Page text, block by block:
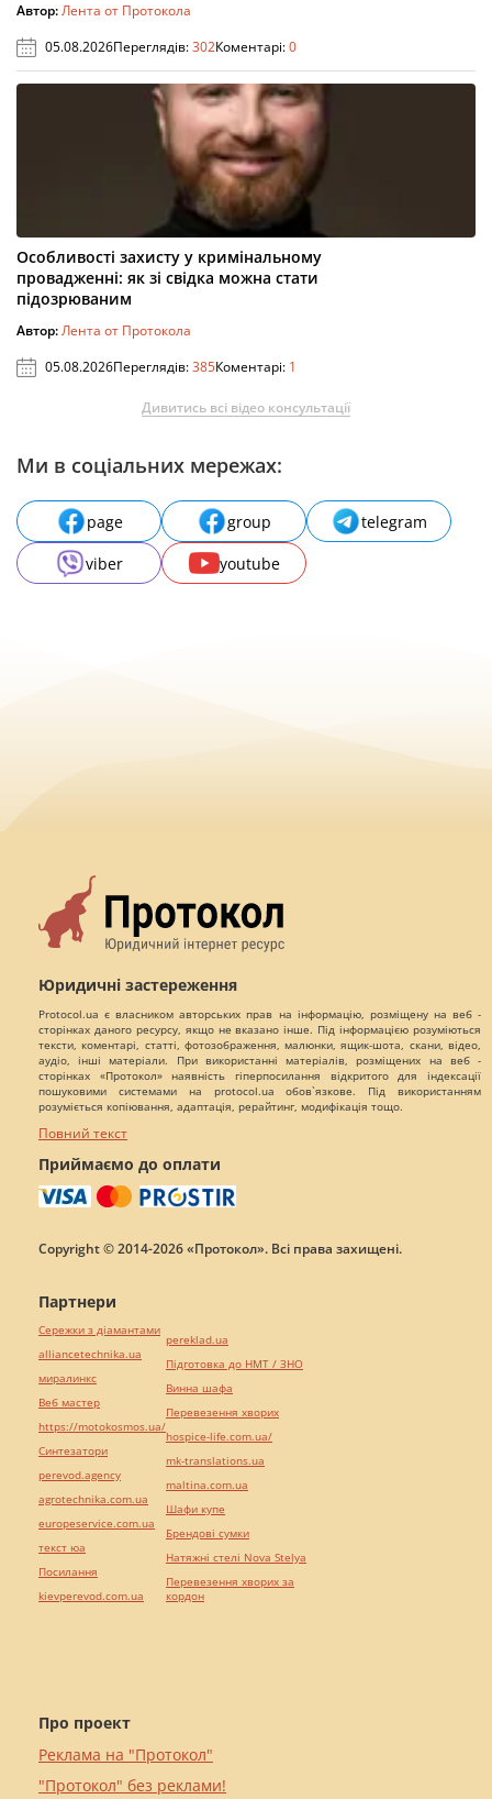
Автор:Лента от Протокола
05.08.2026Переглядів:302Коментарі:0
Особливості захисту у кримінальному
провадженні: як зі свідка можна стати
підозрюваним
Автор:Лента от Протокола
05.08.2026Переглядів:385Коментарі: 1
Дивитись всі відео консультації
Ми в соціальних мережах:
page group
telegram
viber
youtube
Юридичні застереження
Protocol.ua є власником авторських прав на інформацію, розміщену на веб -
сторінках даного ресурсу, якщо не вказано інше. Під інформацією розуміються
тексти, коментарі, статті, фотозображення, малюнки, ящик-шота, скани, відео,
аудіо, інші матеріали. При використанні матеріалів, розміщених на веб -
сторінках «Протокол» наявність гіперпосилання відкритого для індексації
пошуковими системами на protocol.ua обов`язкове. Під використанням
розуміється копіювання, адаптація, рерайтинг, модифікація тощо.
Повний текст
Приймаємо до оплати
Copyright © 2014-2026 «Протокол». Всі права захищені.
Про проект
Реклама на "Протокол"
"Протокол" без реклами!
Партнери
Сережки з діамантами
alliancetechnika.ua
миралинкс
Веб мастер
https://motokosmos.ua/
Синтезатори
perevod.agency
agrotechnika.com.ua
europeservice.com.ua
текст юа
Посилання
kievperevod.com.ua
pereklad.ua
Підготовка до НМТ / ЗНО
Винна шафа
Перевезення хворих
hospice-life.com.ua/
mk-translations.ua
maltina.com.ua
Шафи купе
Брендові сумки
Натяжні стелі Nova Stelya
Перевезення хворих за
кордон